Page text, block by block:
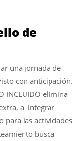
de
una jornada de
con anticipación.
INCLUIDO elimina
al integrar
para las actividades
busca